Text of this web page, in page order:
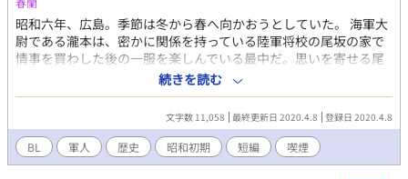
昭和六年、広島。季節は冬から春へ向かおうとしていた。 海軍大
尉である瀧本は、密かに関係を持っている陸軍将校の尾坂の家で
情事を買わした後の一服を楽しんでいる最中だ。思いを寄せる尾
坂の寝顔をこっそり楽しみつつ貴重な一本を堪能していると、不
意に目覚めた尾坂が寄ってきて瀧本の煙草を奪い…… ※こちらは
『海辺のハティに鳳仙花』の番外編となっております。詳しい噺
はそちらにあります。 ※キャラの喫煙描写があります。 ※そのも
のズバリの描写はありませんが、事後表現とディープなキス表現
があるのでR15で…… ※pixivにも投稿しています。
続きを読む
文字数 11,058 最終更新日 2020.4.8 登録日 2020.4.8
BL 軍人 歴史 昭和初期 短編 喫煙